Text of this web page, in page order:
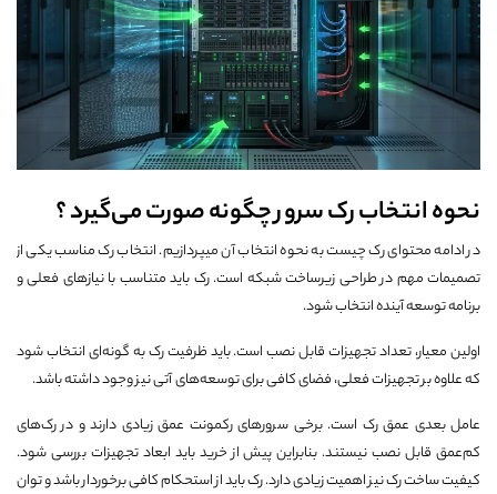
نحوه انتخاب رک سرور چگونه صورت می‌گیرد ؟
در ادامه محتوای رک چیست به نحوه انتخاب آن میپردازیم. انتخاب رک مناسب یکی از
تصمیمات مهم در طراحی زیرساخت شبکه است. رک باید متناسب با نیازهای فعلی و
برنامه توسعه آینده انتخاب شود.
اولین معیار، تعداد تجهیزات قابل نصب است. باید ظرفیت رک به گونه‌ای انتخاب شود
که علاوه بر تجهیزات فعلی، فضای کافی برای توسعه‌های آتی نیز وجود داشته باشد.
عامل بعدی عمق رک است. برخی سرورهای رکمونت عمق زیادی دارند و در رک‌های
کم‌عمق قابل نصب نیستند. بنابراین پیش از خرید باید ابعاد تجهیزات بررسی شود.
کیفیت ساخت رک نیز اهمیت زیادی دارد. رک باید از استحکام کافی برخوردار باشد و توان